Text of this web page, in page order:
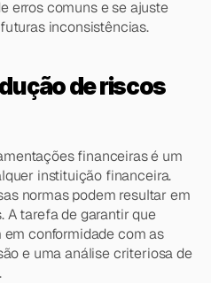
erros comuns e se ajuste
inconsistências.
de riscos
financeiras é um
instituição financeira.
normas podem resultar em
A tarefa de garantir que
conformidade com as
e uma análise criteriosa de